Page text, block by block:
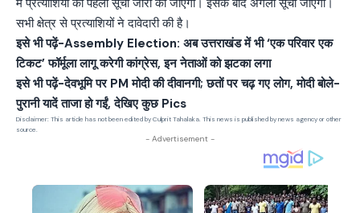
में प्रत्याशियों की पहली सूची जारी की जाएगी। इसके बाद अगली सूची जाएगी।
सभी क्षेत्र से प्रत्याशियों ने दावेदारी की है।
इसे भी पढ़ें-Assembly Election: अब उत्तराखंड में भी ‘एक परिवार एक
टिकट’ फॉर्मूला लागू करेगी कांग्रेस, इन नेताओं को झटका लगा
इसे भी पढ़ें-देवभूमि पर PM मोदी की दीवानगी; छतों पर चढ़ गए लोग, मोदी बोले-
पुरानी यादें ताजा हो गईं, देखिए कुछ Pics
Disclaimer: This article has not been edited by Culprit Tahalaka. This news is published by news agency or other
source.
- Advertisement -